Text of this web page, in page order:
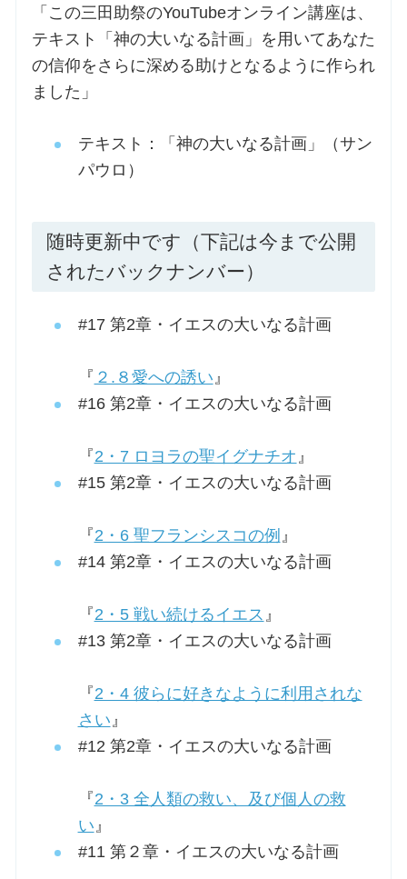
「この三田助祭のYouTubeオンライン講座は、
テキスト「神の大いなる計画」を用いてあなた
の信仰をさらに深める助けとなるように作られ
ました」
テキスト：「神の大いなる計画」（サン
パウロ）
随時更新中です（下記は今まで公開
されたバックナンバー）
#17 第2章・イエスの大いなる計画
『 ２.８愛への誘い』
#16 第2章・イエスの大いなる計画
『2・7 ロヨラの聖イグナチオ 』
#15 第2章・イエスの大いなる計画
『2・6 聖フランシスコの例 』
#14 第2章・イエスの大いなる計画
『2・5 戦い続けるイエス 』
#13 第2章・イエスの大いなる計画
『2・4 彼らに好きなように利用されな
さい』
#12 第2章・イエスの大いなる計画
『2・3 全人類の救い、及び個人の救
い』
#11 第２章・イエスの大いなる計画